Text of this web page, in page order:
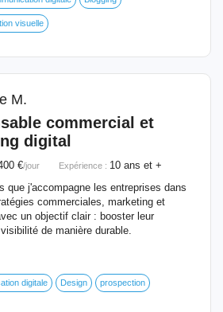
visuelle
M.
commercial et
digital
€/jour Expérience : 10 ans et +
que j'accompagne les entreprises dans
commerciales, marketing et
un objectif clair : booster leur
de manière durable.
digitale Design prospection